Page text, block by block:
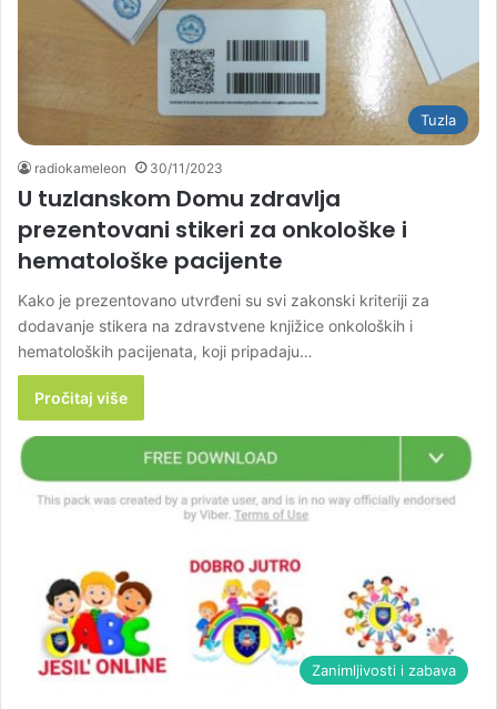
Tuzla
radiokameleon 30/11/2023
U tuzlanskom Domu zdravlja
prezentovani stikeri za onkološke i
hematološke pacijente
Kako je prezentovano utvrđeni su svi zakonski kriteriji za
dodavanje stikera na zdravstvene knjižice onkoloških i
hematoloških pacijenata, koji pripadaju…
Pročitaj više
Zanimljivosti i zabava